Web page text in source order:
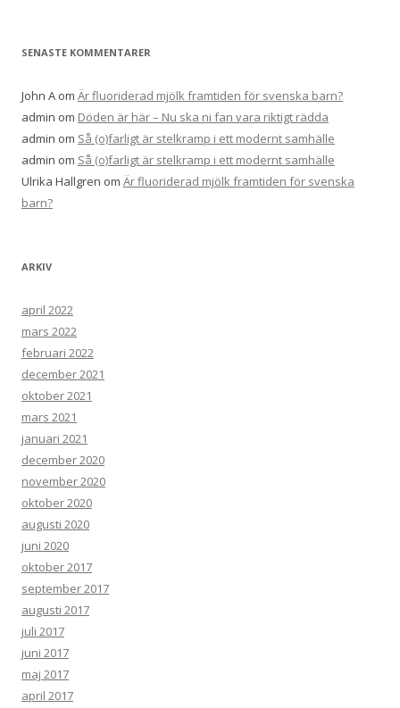
SENASTE KOMMENTARER
John A om Är fluoriderad mjölk framtiden för svenska barn?
admin om Döden är här – Nu ska ni fan vara riktigt rädda
admin om Så (o)farligt är stelkramp i ett modernt samhälle
admin om Så (o)farligt är stelkramp i ett modernt samhälle
Ulrika Hallgren om Är fluoriderad mjölk framtiden för svenska
barn?
ARKIV
april 2022
mars 2022
februari 2022
december 2021
oktober 2021
mars 2021
januari 2021
december 2020
november 2020
oktober 2020
augusti 2020
juni 2020
oktober 2017
september 2017
augusti 2017
juli 2017
juni 2017
maj 2017
april 2017